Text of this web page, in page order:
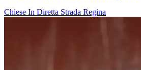
Chiese In Diretta Strada Regina